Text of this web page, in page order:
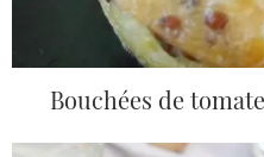
Bouchées de